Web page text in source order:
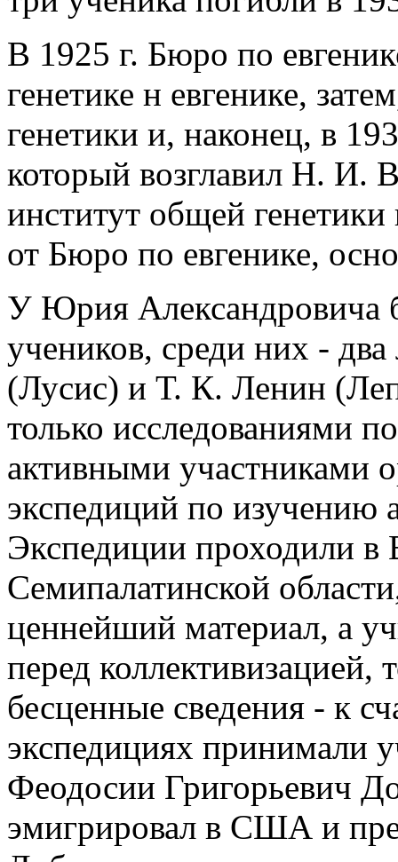
В 1925 г. Бюро по
генетике н евгенике,
генетики и, наконец, в
который возглавил Н. И.
институт общей
от Бюро по евгенике,
У Юрия Александровича
учеников, среди них -
(Лусис) и Т. К. Ленин
только исследованиями
активными участниками
экспедиций по изучению
Экспедиции проходили в
Семипалатинской
ценнейший материал, а
перед коллективизацией,
бесценные сведения - к
экспедициях принимали
Феодосии Григорьевич
эмигрировал в США и